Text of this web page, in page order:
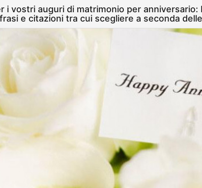
i vostri auguri di matrimonio per anniversario:
e citazioni tra cui scegliere a seconda